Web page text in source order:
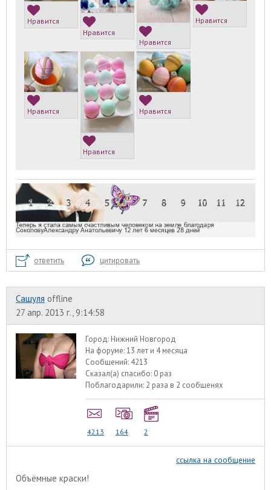
Нравится
Нравится
Нравится
Нравится
Нравится
Нравится
Нравится
ответить цитировать
Сашуля offline
27 апр. 2013 г., 9:14:58
Город: Нижний Новгород
На форуме:13 лет и 4 месяца
Сообщений: 4213
Сказал(а) спасибо: 0 раз
Поблагодарили: 2 раза в 2 сообщенях
4213 164 2
ссылка на сообщение
Объёмные краски!